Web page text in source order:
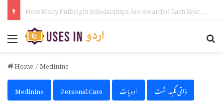
How to Make Money on Telegram in Urdu
Menu
Home/Medinine
Medinine
Personal Care ادویات ذاتی نگہداشت